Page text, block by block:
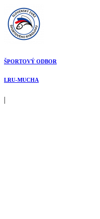
Preskočiť
na
obsah
ŠPORTOVÝ ODBOR
LRU-MUCHA
|